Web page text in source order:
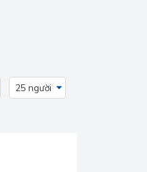
25 người